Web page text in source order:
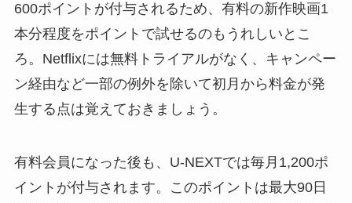
600ポイントが付与されるため、有料の新作映画1
本分程度をポイントで試せるのもうれしいとこ
ろ。Netflixには無料トライアルがなく、キャンペー
ン経由など一部の例外を除いて初月から料金が発
生する点は覚えておきましょう。
有料会員になった後も、U-NEXTでは毎月1,200ポ
イントが付与されます。このポイントは最大90日